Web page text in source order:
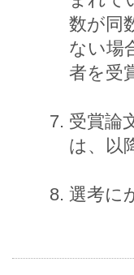
数が同
ない場
者を受
受賞論
は、以
選考に